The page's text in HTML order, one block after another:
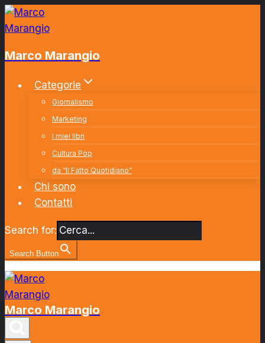
Salta
al
Marco Marangio
Categorie
Giornalismo
Marketing
I miei libri
Cultura Pop
da “Il Fatto Quotidiano”
Chi sono
Contatti
Search for:
Search Button
Marco Marangio